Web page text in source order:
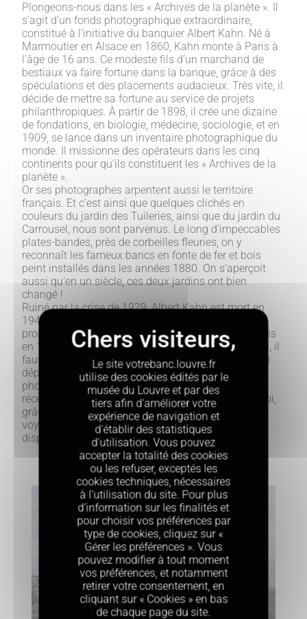
Plongeons-nous dans les « Archives de la planète ». Il
s’agit d’un fonds photographique extraordinaire,
constitué à l’initiative du banquier Albert Kahn. Né à
Marmoutier en Alsace en 1860, Kahn monte à Paris à
l’âge de 16 ans. Ce modeste fils d’un marchand de
bestiaux va faire fortune dans la banque, grâce à des
spéculations et des placements audacieux. Très vite, il
décide de mettre sa fortune au service de projets
philanthropiques. À partir de 1898, il crée une dizaine
de fondations, en biologie, médecine, sociologie, et en
1909, se lance dans un inventaire photographique du
monde. Il missionne des opérateurs dans les cinq
continents pour qu’ils constituent les « Archives de la
planète ».
Or ses photographes arpentent aussi le territoire
français. Et c’est ainsi que quelques clichés en
couleurs du jardin des Tuileries, ainsi que du jardin du
Carrousel, nous sont parvenus. Le long d’impeccables
plates-bandes, près de corbeilles fleuries, on y
reconnaît les fameux bancs en fonte de fer et bois
peint installés dans les années 1880. On s’aperçoit
aussi qu’en un siècle, ces deux jardins ont bien
changé !
Ruiné par la crise de 1929, Albert Kahn est mort en
1940. Son fonds photographique ainsi que sa
propriété, située à Boulogne-sur-Seine, ont été acquis
en 1936 par le département de la Seine. Aujourd’hui, il
faut visiter le musée départemental Albert-Kahn, qui
dépend des Hauts-de-Seine : une sélection de ces
photographies y est mise en scène, face à un jardin
récemment restauré. Mais on peut aussi, de chez soi,
grâce à une base de données accessible en ligne,
voyager dans ces images fascinantes d’un monde
disparu.
Le site votrebanc.louvre.fr
utilise des cookies édités par le
musée du Louvre et par des
tiers afin d'améliorer votre
expérience de navigation et
d'établir des statistiques
d'utilisation. Vous pouvez
accepter la totalité des cookies
ou les refuser, exceptés les
cookies techniques, nécessaires
à l’utilisation du site. Pour plus
d’information sur les finalités et
pour choisir vos préférences par
type de cookies, cliquez sur «
Gérer les préférences ». Vous
pouvez modifier à tout moment
vos préférences, et notamment
retirer votre consentement, en
cliquant sur « Cookies » en bas
de chaque page du site.